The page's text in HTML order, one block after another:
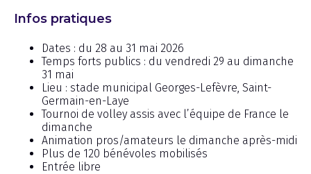
Infos pratiques
Dates : du 28 au 31 mai 2026
Temps forts publics : du vendredi 29 au dimanche
31 mai
Lieu : stade municipal Georges-Lefèvre, Saint-
Germain-en-Laye
Tournoi de volley assis avec l’équipe de France le
dimanche
Animation pros/amateurs le dimanche après-midi
Plus de 120 bénévoles mobilisés
Entrée libre